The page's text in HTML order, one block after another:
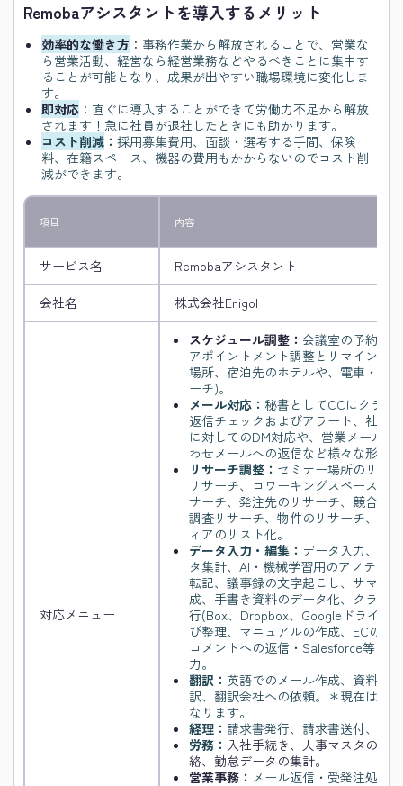
Remobaアシスタントを導入するメリット
効率的な働き方 ： 事務作業から解放されることで、営業な
ら営業活動、経営なら経営業務などやるべきことに集中す
ることが可能となり、成果が出やすい職場環境に変化しま
す。
即対応 ： 直ぐに導入することができて労働力不足から解放
されます！急に社員が退社したときにも助かります。
コスト削減 ： 採用募集費用、面談・選考する手間、保険
料、在籍スペース、機器の費用もかからないのでコスト削
減ができます。
項目 内容
サービス名 Remobaアシスタント
会社名 株式会社Enigol
対応メニュー
スケジュール調整： 会議室の予約、
アポイントメント調整とリマインド/
場所、宿泊先のホテルや、電車・航
ーチ)。
メール対応： 秘書としてCCにクライ
返信チェックおよびアラート、社内
に対してのDM対応や、営業メールの
わせメールへの返信など様々な形で
リサーチ調整： セミナー場所のリサ
リサーチ、コワーキングスペースリ
サーチ、発注先のリサーチ、競合価
調査リサーチ、物件のリサーチ、情
ィアのリスト化。
データ入力・編集： データ入力、デ
タ集計、AI・機械学習用のアノテー
転記、議事録の文字起こし、サマリ
成、手書き資料のデータ化、クラウ
行(Box、Dropbox、Googleドライブ
び整理、マニュアルの作成、ECの商
コメントへの返信・Salesforce等の
力。
翻訳： 英語でのメール作成、資料の
訳、翻訳会社への依頼。＊現在は英
なります。
経理： 請求書発行、請求書送付、売
労務： 入社手続き、人事マスタの管
絡、勤怠データの集計。
営業事務： メール返信・受発注処理